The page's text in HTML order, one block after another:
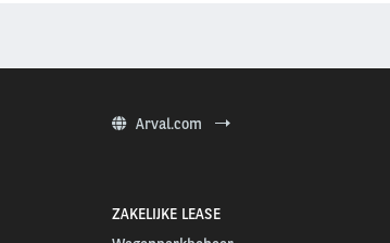
Arval.com
ZAKELIJKE LEASE